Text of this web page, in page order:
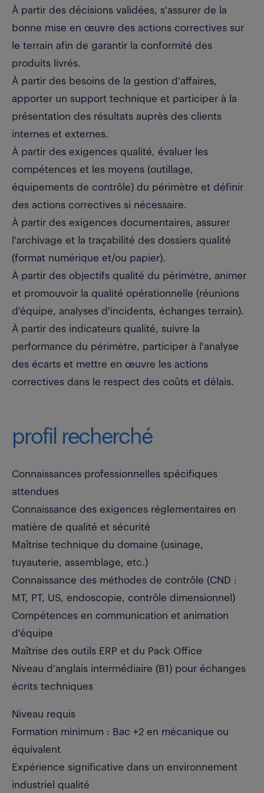
À partir des décisions validées, s'assurer de la
bonne mise en œuvre des actions correctives sur
le terrain afin de garantir la conformité des
produits livrés.
À partir des besoins de la gestion d'affaires,
apporter un support technique et participer à la
présentation des résultats auprès des clients
internes et externes.
À partir des exigences qualité, évaluer les
compétences et les moyens (outillage,
équipements de contrôle) du périmètre et définir
des actions correctives si nécessaire.
À partir des exigences documentaires, assurer
l'archivage et la traçabilité des dossiers qualité
(format numérique et/ou papier).
À partir des objectifs qualité du périmètre, animer
et promouvoir la qualité opérationnelle (réunions
d'équipe, analyses d'incidents, échanges terrain).
À partir des indicateurs qualité, suivre la
performance du périmètre, participer à l'analyse
des écarts et mettre en œuvre les actions
correctives dans le respect des coûts et délais.
profil recherché
Connaissances professionnelles spécifiques
attendues
Connaissance des exigences réglementaires en
matière de qualité et sécurité
Maîtrise technique du domaine (usinage,
tuyauterie, assemblage, etc.)
Connaissance des méthodes de contrôle (CND :
MT, PT, US, endoscopie, contrôle dimensionnel)
Compétences en communication et animation
d'équipe
Maîtrise des outils ERP et du Pack Office
Niveau d'anglais intermédiaire (B1) pour échanges
écrits techniques
Niveau requis
Formation minimum : Bac +2 en mécanique ou
équivalent
Expérience significative dans un environnement
industriel qualité